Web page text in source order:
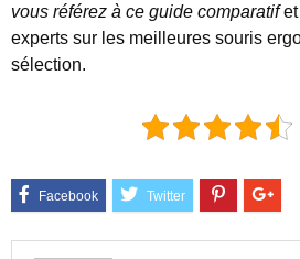
vous référez à ce guide comparatifet
experts sur les meilleures souris
sélection.